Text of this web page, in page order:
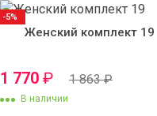
Женский комплект 19
1 770 ₽ 1 863₽
В наличии
-5%